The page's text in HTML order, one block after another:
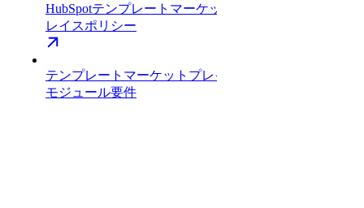
HubSpotテンプレートマーケットプ
レイスポリシー
テンプレートマーケットプレイス |
モジュール要件